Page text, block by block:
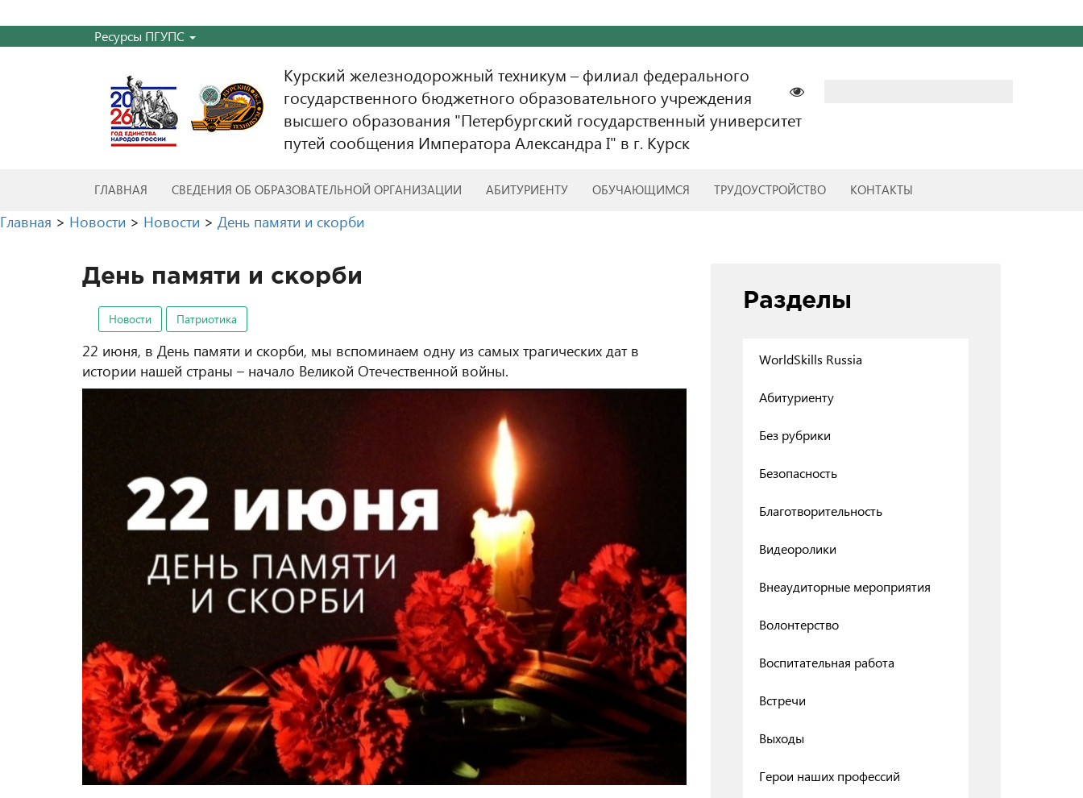
Ресурсы ПГУПС
Курский железнодорожный техникум – филиал федерального
государственного бюджетного образовательного учреждения
высшего образования "Петербургский государственный университет
путей сообщения Императора Александра I" в г. Курск
ГЛАВНАЯ СВЕДЕНИЯ ОБ ОБРАЗОВАТЕЛЬНОЙ ОРГАНИЗАЦИИ АБИТУРИЕНТУ ОБУЧАЮЩИМСЯ ТРУДОУСТРОЙСТВО КОНТАКТЫ
Главная > Новости > Новости > День памяти и скорби
День памяти и скорби
Новости Патриотика
22 июня, в День памяти и скорби, мы вспоминаем одну из самых трагических дат в
истории нашей страны – начало Великой Отечественной войны.
Разделы
WorldSkills Russia
Абитуриенту
Без рубрики
Безопасность
Благотворительность
Видеоролики
Внеаудиторные мероприятия
Волонтерство
Воспитательная работа
Встречи
Выходы
Герои наших профессий